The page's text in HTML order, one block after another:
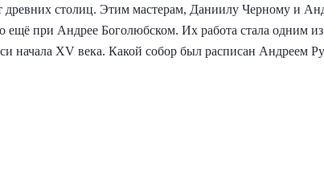
древних столиц. Этим мастерам, Даниилу Черному и
ещё при Андрее Боголюбском. Их работа стала одним
начала XV века. Какой собор был расписан Андреем